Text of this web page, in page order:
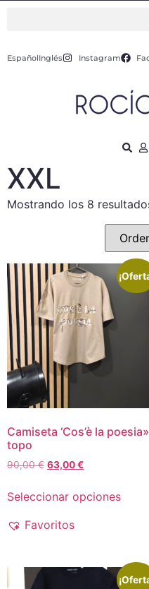
EspañolInglés Instagram
XXL
Mostrando los 8
Camiseta ‘Cos’è la poesia»
topo
90,00€ 63,00€
Seleccionar opciones
Favoritos